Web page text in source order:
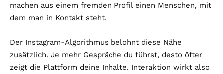
machen aus einem fremden Profil einen Menschen, mit
dem man in Kontakt steht.
Der Instagram-Algorithmus belohnt diese Nähe
zusätzlich. Je mehr Gespräche du führst, desto öfter
zeigt die Plattform deine Inhalte. Interaktion wirkt also